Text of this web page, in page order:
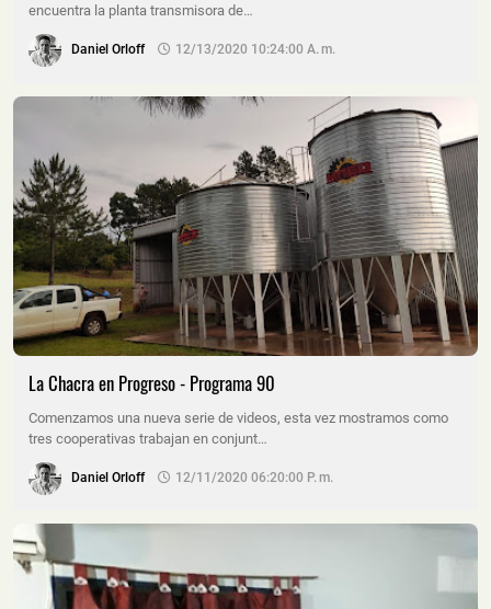
encuentra la planta transmisora de…
Daniel Orloff 12/13/2020 10:24:00 A. M.
La Chacra en Progreso - Programa 90
Comenzamos una nueva serie de videos, esta vez mostramos como
tres cooperativas trabajan en conjunt…
Daniel Orloff 12/11/2020 06:20:00 P. M.